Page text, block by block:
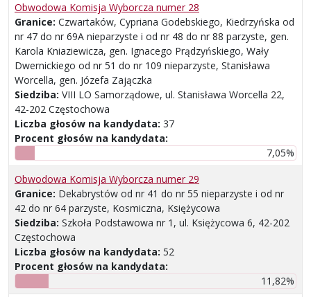
Obwodowa Komisja Wyborcza numer 28
Granice: Czwartaków, Cypriana Godebskiego, Kiedrzyńska od
nr 47 do nr 69A nieparzyste i od nr 48 do nr 88 parzyste, gen.
Karola Kniaziewicza, gen. Ignacego Prądzyńskiego, Wały
Dwernickiego od nr 51 do nr 109 nieparzyste, Stanisława
Worcella, gen. Józefa Zajączka
Siedziba: VIII LO Samorządowe, ul. Stanisława Worcella 22,
42-202 Częstochowa
Liczba głosów na kandydata: 37
Procent głosów na kandydata:
7,05%
Obwodowa Komisja Wyborcza numer 29
Granice: Dekabrystów od nr 41 do nr 55 nieparzyste i od nr
42 do nr 64 parzyste, Kosmiczna, Księżycowa
Siedziba: Szkoła Podstawowa nr 1, ul. Księżycowa 6, 42-202
Częstochowa
Liczba głosów na kandydata: 52
Procent głosów na kandydata:
11,82%